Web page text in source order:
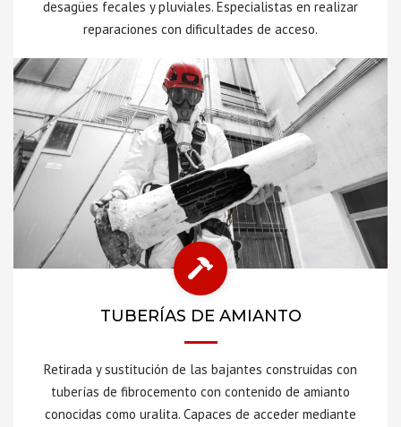
desagües fecales y pluviales. Especialistas en realizar
reparaciones con dificultades de acceso.
TUBERÍAS DE AMIANTO
Retirada y sustitución de las bajantes construidas con
tuberías de fibrocemento con contenido de amianto
conocidas como uralita. Capaces de acceder mediante